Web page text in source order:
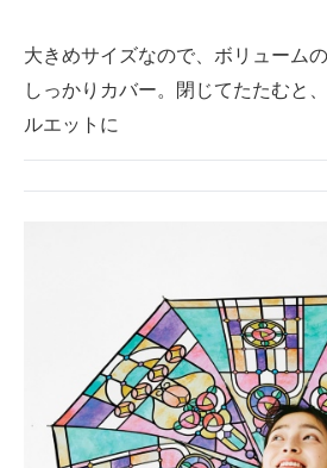
大きめサイズなので、ボリューム
しっかりカバー。閉じてたたむと
ルエットに